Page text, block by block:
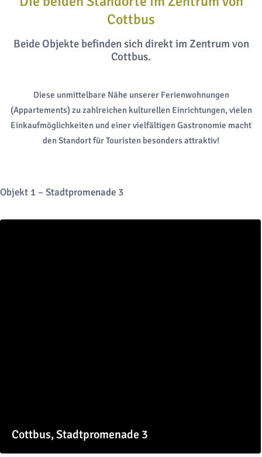
Cottbus
Beide Objekte befinden sich direkt im Zentrum von
Cottbus.
Diese unmittelbare Nähe unserer Ferienwohnungen
(Appartements) zu zahlreichen kulturellen Einrichtungen, vielen
Einkaufmöglichkeiten und einer vielfältigen Gastronomie macht
den Standort für Touristen besonders attraktiv!
Objekt 1 – Stadtpromenade 3
Cottbus, Stadtpromenade 3